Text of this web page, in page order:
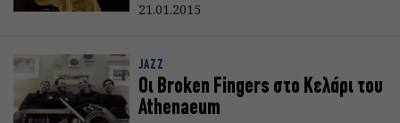
21.01.2015
JAZZ
Οι Broken Fingers στο Κελάρι του
Athenaeum